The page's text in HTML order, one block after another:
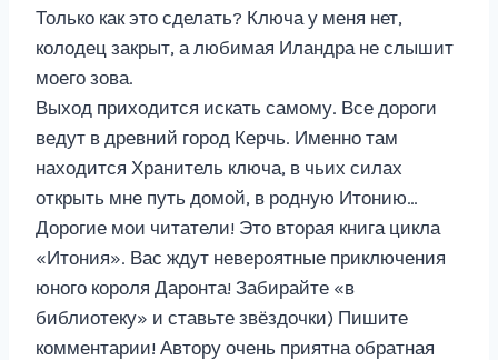
Только как это сделать? Ключа у меня нет,
колодец закрыт, а любимая Иландра не слышит
моего зова.
Выход приходится искать самому. Все дороги
ведут в древний город Керчь. Именно там
находится Хранитель ключа, в чьих силах
открыть мне путь домой, в родную Итонию…
Дорогие мои читатели! Это вторая книга цикла
«Итония». Вас ждут невероятные приключения
юного короля Даронта! Забирайте «в
библиотеку» и ставьте звёздочки) Пишите
комментарии! Автору очень приятна обратная